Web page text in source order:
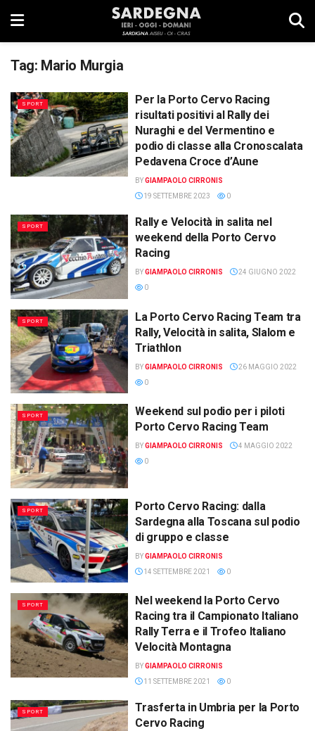
Tag: Mario Murgia
SPORT
Per la Porto Cervo Racing
risultati positivi al Rally dei
Nuraghi e del Vermentino e
podio di classe alla Cronoscalata
Pedavena Croce d’Aune
BYGIAMPAOLO CIRRONIS
19 SETTEMBRE 2023
0
SPORT
Rally e Velocità in salita nel
weekend della Porto Cervo
Racing
BYGIAMPAOLO CIRRONIS
24 GIUGNO 2022
0
SPORT
La Porto Cervo Racing Team tra
Rally, Velocità in salita, Slalom e
Triathlon
BYGIAMPAOLO CIRRONIS
26 MAGGIO 2022
0
SPORT
Weekend sul podio per i piloti
Porto Cervo Racing Team
BYGIAMPAOLO CIRRONIS
4 MAGGIO 2022
0
SPORT
Porto Cervo Racing: dalla
Sardegna alla Toscana sul podio
di gruppo e classe
BYGIAMPAOLO CIRRONIS
14 SETTEMBRE 2021
0
SPORT
Nel weekend la Porto Cervo
Racing tra il Campionato Italiano
Rally Terra e il Trofeo Italiano
Velocità Montagna
BYGIAMPAOLO CIRRONIS
11 SETTEMBRE 2021
0
SPORT
Trasferta in Umbria per la Porto
Cervo Racing